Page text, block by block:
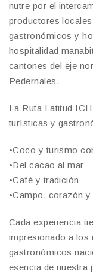
nutre por el
productores
gastronómicos y
hospitalidad
cantones del eje
Pedernales.
La Ruta Latitud
turísticas y
•Coco y turismo
•Del cacao al mar
•Café y tradición
•Campo, corazón y
Cada experiencia
impresionado a los
gastronómicos
esencia de nuestra